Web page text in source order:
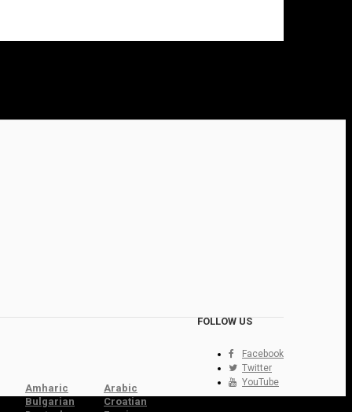
FOLLOW US
Facebook
Twitter
YouTube
Amharic
Arabic
Bulgarian
Croatian